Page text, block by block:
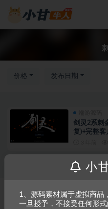
价格 发布日期
剑灵2系刺
复)+完整客
Copyright © 2023 小甘牛人资源网 -
小
1、源码素材属于虚拟商品
一旦授予，不接受任何形